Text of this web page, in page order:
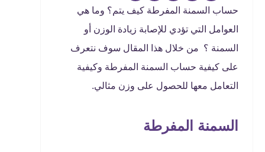
حساب السمنة المفرطة كيف يتم؟ وما هي
العوامل التي تؤدي للإصابة زيادة الوزن أو
السمنة ؟ من خلال هذا المقال سوف نتعرف
على كيفية حساب السمنة المفرطة وكيفية
التعامل معها للحصول على وزن مثالي.
السمنة المفرطة